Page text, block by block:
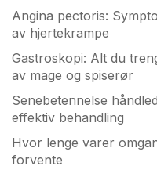
Angina pectoris:
av hjertekrampe
Gastroskopi: Alt du
av mage og spiserør
Senebetennelse
effektiv behandling
Hvor lenge varer
forvente